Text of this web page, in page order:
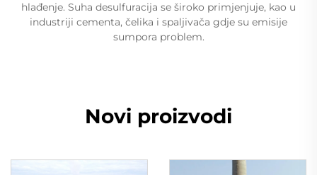
hlađenje. Suha desulfuracija se široko primjenjuje, kao u
industriji cementa, čelika i spaljivača gdje su emisije
sumpora problem.
Novi proizvodi